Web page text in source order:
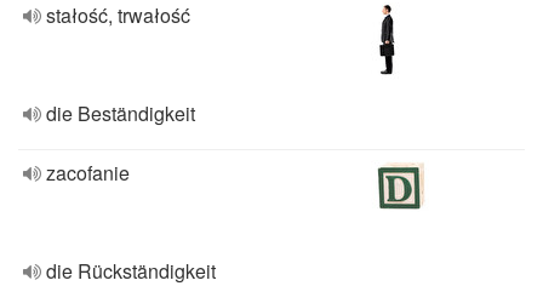
stałość, trwałość
die Beständigkeit
zacofanie
die Rückständigkeit